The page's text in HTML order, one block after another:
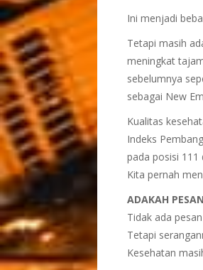
Ini menjadi
Tetapi masih
meningkat
sebelumnya
sebagai New
Kualitas
Indeks
pada posisi 111
Kita pernah
ADAKAH
Tidak ada
Tetapi
Kesehatan